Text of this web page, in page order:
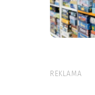
REKLAMA